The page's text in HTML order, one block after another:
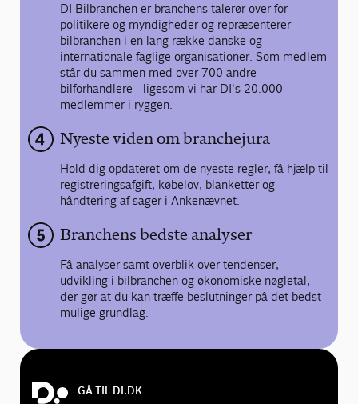
DI Bilbranchen er branchens talerør over for
politikere og myndigheder og repræsenterer
bilbranchen i en lang række danske og
internationale faglige organisationer. Som medlem
står du sammen med over 700 andre
bilforhandlere - ligesom vi har DI's 20.000
medlemmer i ryggen.
Nyeste viden om branchejura
Hold dig opdateret om de nyeste regler, få hjælp til
registreringsafgift, købelov, blanketter og
håndtering af sager i Ankenævnet.
Branchens bedste analyser
Få analyser samt overblik over tendenser,
udvikling i bilbranchen og økonomiske nøgletal,
der gør at du kan træffe beslutninger på det bedst
mulige grundlag.
GÅ TIL DI.DK